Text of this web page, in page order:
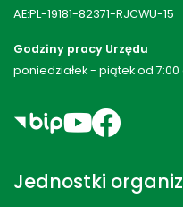
AE:PL-19181-82371-RJCWU-15
Godziny pracy Urzędu
poniedziałek - piątek od 7:00
Jednostki